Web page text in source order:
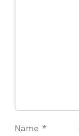
Name *